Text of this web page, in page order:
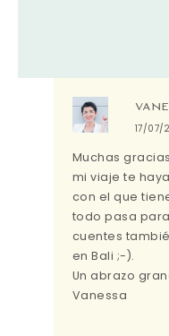
17/07/
Muchas
mi viaje te
con el que
todo pasa
cuentes
en Bali ;-).
Un abrazo
Vanessa